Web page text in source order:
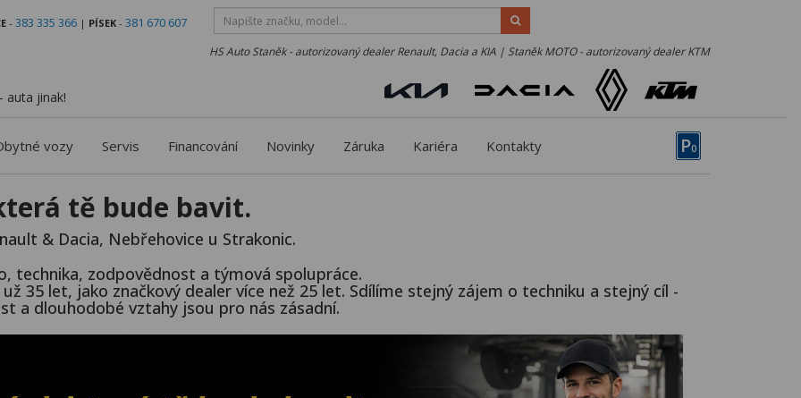
- 383 335 366 | PÍSEK - 381 670 607
HS Auto Staněk - autorizovaný dealer Renault, Dacia a KIA | Staněk MOTO - autorizovaný dealer KTM
auta jinak!
P0
vozy Servis Financování Novinky Záruka Kariéra Kontakty
tě bude bavit.
& Dacia, Nebřehovice u Strakonic.
technika, zodpovědnost a týmová spolupráce.
35 let, jako značkový dealer více než 25 let. Sdílíme stejný zájem o techniku a stejný cíl -
a dlouhodobé vztahy jsou pro nás zásadní.